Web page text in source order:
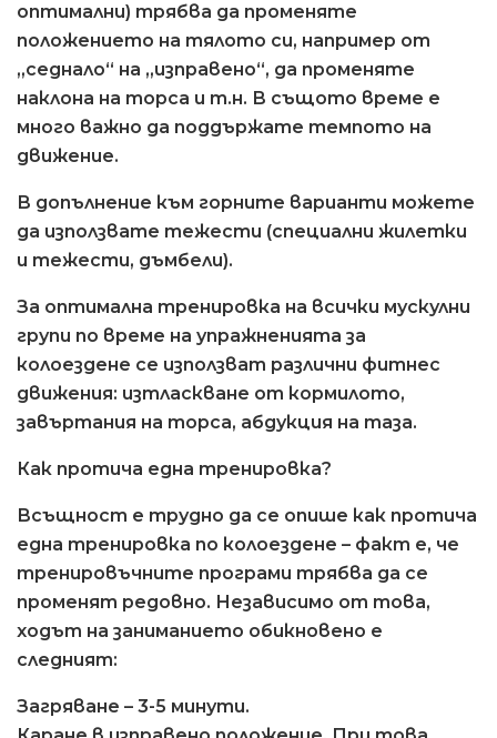
оптимални) трябва да променяте
положението на тялото си, например от
„седнало“ на „изправено“, да променяте
наклона на торса и т.н. В същото време е
много важно да поддържате темпото на
движение.
В допълнение към горните варианти можете
да използвате тежести (специални жилетки
и тежести, дъмбели).
За оптимална тренировка на всички мускулни
групи по време на упражненията за
колоездене се използват различни фитнес
движения: изтласкване от кормилото,
завъртания на торса, абдукция на таза.
Как протича една тренировка?
Всъщност е трудно да се опише как протича
една тренировка по колоездене – факт е, че
тренировъчните програми трябва да се
променят редовно. Независимо от това,
ходът на заниманието обикновено е
следният:
Загряване – 3-5 минути.